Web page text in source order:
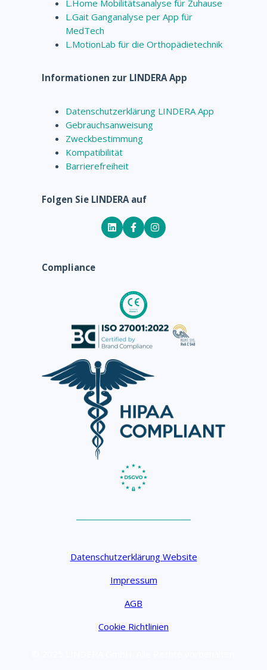
L.Home Mobilitätsanalyse für Zuhause
L.Gait Ganganalyse per App für
MedTech
L.MotionLab für die Orthopädietechnik
Informationen zur LINDERA App
Datenschutzerklärung LINDERA App
Gebrauchsanweisung
Zweckbestimmung
Kompatibilität
Barrierefreiheit
Folgen Sie LINDERA auf
Compliance
Datenschutzerklärung Website
Impressum
AGB
Cookie Richtlinien